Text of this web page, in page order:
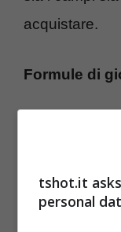
acquistare.
Formule di
-Modalità
6 campi con
campo, che
tshot.it
personal